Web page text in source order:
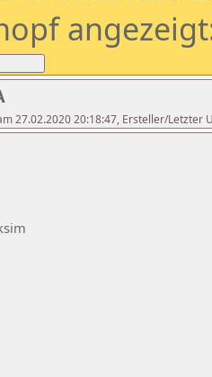
27.02.2020 20:18:47, Ersteller/Letzter